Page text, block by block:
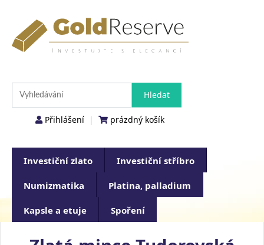
Přihlášení | prázdný košík
Investiční zlato Investiční stříbro
Numizmatika Platina, palladium
Kapsle a etuje Spoření